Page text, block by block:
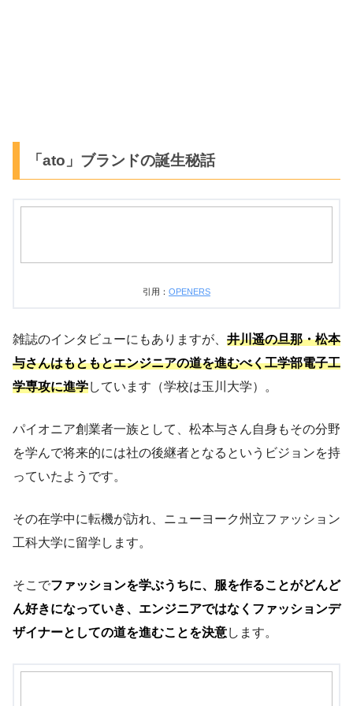
「ato」ブランドの誕生秘話
引用： OPENERS
雑誌のインタビューにもありますが、 井川遥の旦那・松本
与さんはもともとエンジニアの道を進むべく工学部電子工
学専攻に進学しています（学校は玉川大学）。
パイオニア創業者一族として、松本与さん自身もその分野
を学んで将来的には社の後継者となるというビジョンを持
っていたようです。
その在学中に転機が訪れ、ニューヨーク州立ファッション
工科大学に留学します。
そこでファッションを学ぶうちに、服を作ることがどんど
ん好きになっていき、エンジニアではなくファッションデ
ザイナーとしての道を進むことを決意します。